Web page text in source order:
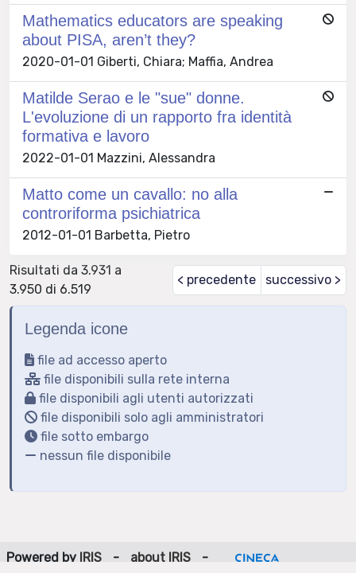
Mathematics educators are speaking
about PISA, aren’t they?
2020-01-01 Giberti, Chiara; Maffia, Andrea
Matilde Serao e le "sue" donne.
L'evoluzione di un rapporto fra identità
formativa e lavoro
2022-01-01 Mazzini, Alessandra
Matto come un cavallo: no alla
controriforma psichiatrica
2012-01-01 Barbetta, Pietro
Risultati da 3.931 a
3.950 di 6.519
< precedente successivo >
Legenda icone
file ad accesso aperto
file disponibili sulla rete interna
file disponibili agli utenti autorizzati
file disponibili solo agli amministratori
file sotto embargo
nessun file disponibile
Powered by IRIS - about IRIS
-